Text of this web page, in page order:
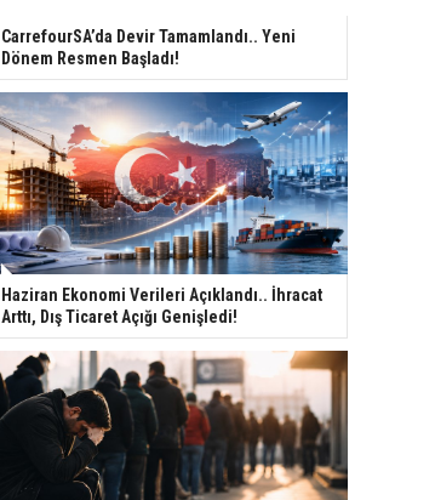
CarrefourSA’da Devir Tamamlandı.. Yeni
Dönem Resmen Başladı!
Haziran Ekonomi Verileri Açıklandı.. İhracat
Arttı, Dış Ticaret Açığı Genişledi!